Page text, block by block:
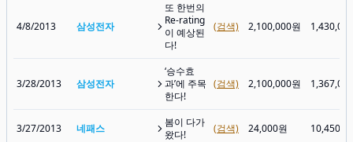
4/8/2013 삼성전자
또 한번의
Re-rating
이 예상된
다!
(검색) 2,100,000원
3/28/2013 삼성전자
‘승수효
과’에 주목
한다!
(검색) 2,100,000원
3/27/2013 네패스
봄이 다가
왔다!
(검색) 24,000원 10,450원